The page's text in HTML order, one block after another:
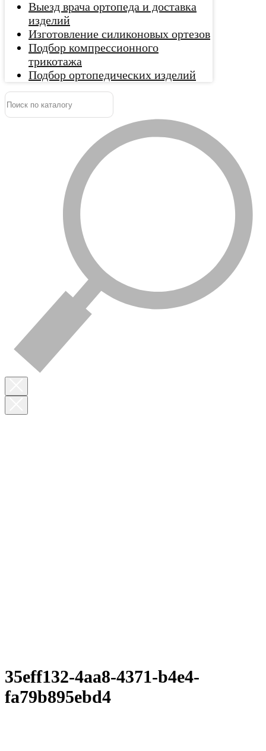
Выезд врача ортопеда и доставка
изделий
Изготовление силиконовых ортезов
Подбор компрессионного
трикотажа
Подбор ортопедических изделий
35eff132-4aa8-4371-b4e4-
fa79b895ebd4